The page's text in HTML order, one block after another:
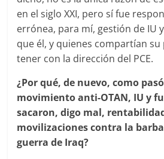
en el siglo XXI, pero sí fue
errónea, para mí, gestión de IU
que él, y quienes compartían
tener con la dirección del PCE.
¿Por qué, de nuevo, como
movimiento anti-OTAN, IU y
sacaron, digo mal,
movilizaciones contra la
guerra de Iraq?